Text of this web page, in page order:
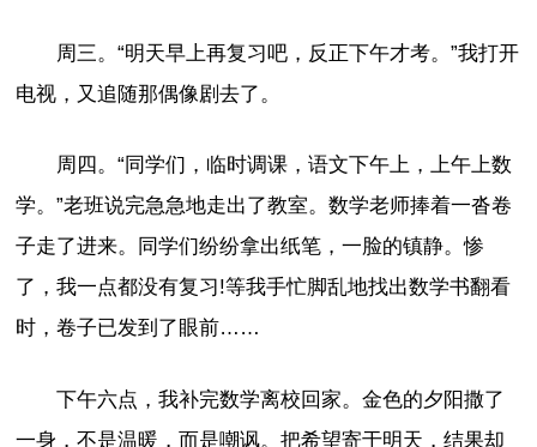
周三。“明天早上再复习吧，反正下午才考。”我打开
电视，又追随那偶像剧去了。
周四。“同学们，临时调课，语文下午上，上午上数
学。”老班说完急急地走出了教室。数学老师捧着一沓卷
子走了进来。同学们纷纷拿出纸笔，一脸的镇静。惨
了，我一点都没有复习!等我手忙脚乱地找出数学书翻看
时，卷子已发到了眼前……
下午六点，我补完数学离校回家。金色的夕阳撒了
一身，不是温暖，而是嘲讽。把希望寄于明天，结果却